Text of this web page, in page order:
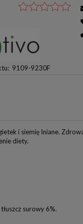
9109-9230F
i siemię lniane.
diety.
surowy 6%.